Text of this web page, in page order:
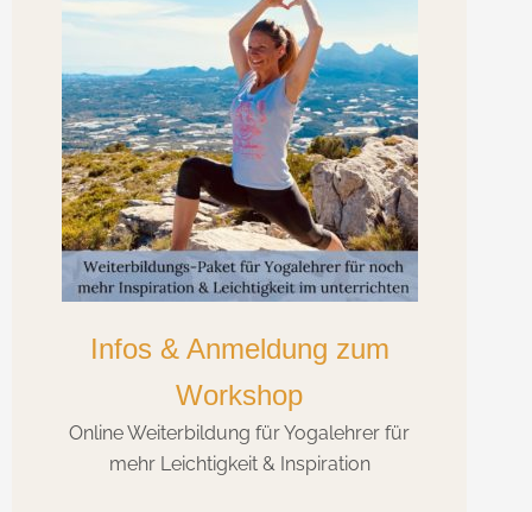
Infos & Anmeldung zum
Workshop
Online Weiterbildung für Yogalehrer für
mehr Leichtigkeit & Inspiration